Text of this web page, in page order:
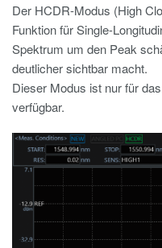
Der HCDR-Modus (High
Funktion für Single-
Spektrum um den Peak
deutlicher sichtbar macht.
Dieser Modus ist nur für
verfügbar.